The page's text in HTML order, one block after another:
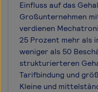
Einfluss auf das
Großunternehmen
verdienen
25 Prozent mehr als
weniger als 50
strukturierteren
Tarifbindung und
Kleine und